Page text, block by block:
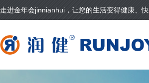
走进金年会jinnianhui，让您的生活变得健康、快